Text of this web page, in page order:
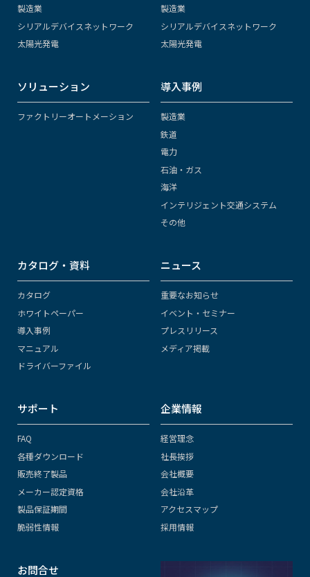
製造業
シリアルデバイスネットワーク
太陽光発電
製造業
シリアルデバイスネットワーク
太陽光発電
ソリューション
ファクトリーオートメーション
導入事例
製造業
鉄道
電力
石油・ガス
海洋
インテリジェント交通システム
その他
カタログ・資料
カタログ
ホワイトペーパー
導入事例
マニュアル
ドライバーファイル
ニュース
重要なお知らせ
イベント・セミナー
プレスリリース
メディア掲載
サポート
FAQ
各種ダウンロード
販売終了製品
メーカー認定資格
製品保証期間
脆弱性情報
企業情報
経営理念
社長挨拶
会社概要
会社沿革
アクセスマップ
採用情報
お問合せ